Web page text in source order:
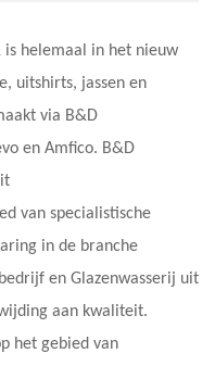
is helemaal in het nieuw
uitshirts, jassen en
via B&D
en Amfico. B&D
van specialistische
in de branche
en Glazenwasserij uit
aan kwaliteit.
het gebied van